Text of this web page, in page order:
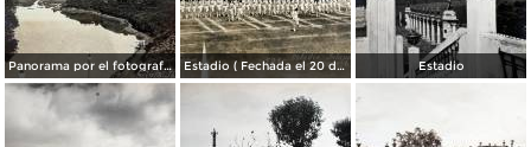
Panorama por el fotografo R M Mateos. ( Circulada el 27 de Septiembre de 1936 ). Estadio ( Fechada el 20 de Septiembre de 1928 ). Estadio